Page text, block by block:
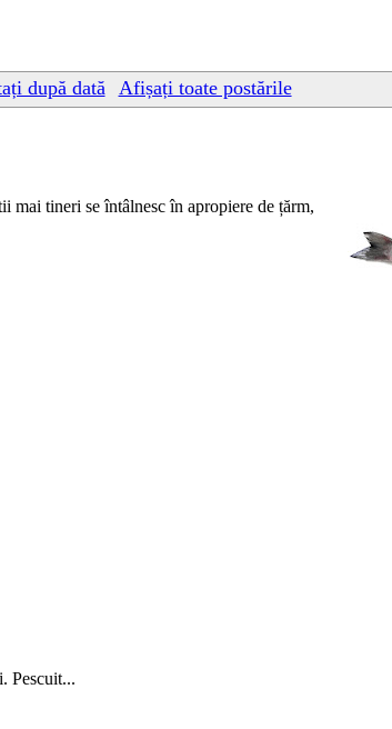
după dată Afișați toate postările
mai tineri se întâlnesc în apropiere de țărm,
Pescuit...